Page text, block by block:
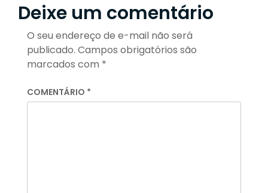
Deixe um comentário
O seu endereço de e-mail não será
publicado. Campos obrigatórios são
marcados com *
COMENTÁRIO *